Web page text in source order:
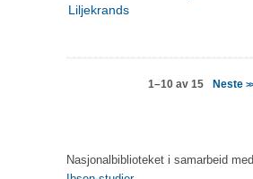
Liljekrands
1–10 av 15 Neste>>
Nasjonalbiblioteket i samarbeid med